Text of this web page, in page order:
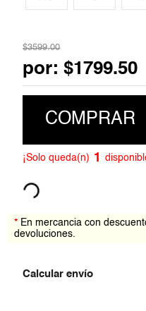
$3599.00
por:$1799.50
COMPRAR
¡Solo queda(n) 1
* En mercancia con
devoluciones.
8
9. playera
falda